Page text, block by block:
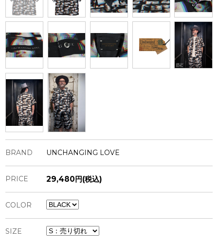
BRAND UNCHANGING LOVE
PRICE 29,480円(税込)
COLOR
SIZE